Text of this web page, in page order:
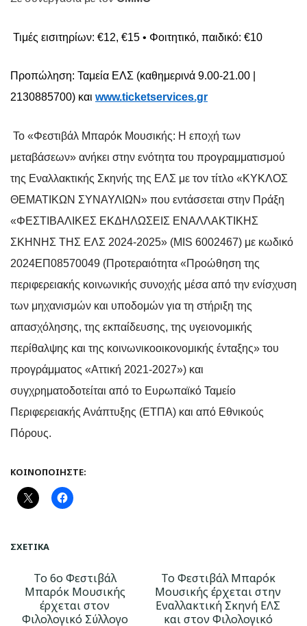
Τιμές εισιτηρίων: €12, €15 • Φοιτητικό, παιδικό: €10
Προπώληση: Ταμεία ΕΛΣ (καθημερινά 9.00-21.00 |
2130885700) και www.ticketservices.gr
Το «Φεστιβάλ Μπαρόκ Μουσικής: Η εποχή των
μεταβάσεων» ανήκει στην ενότητα του προγραμματισμού
της Εναλλακτικής Σκηνής της ΕΛΣ με τον τίτλο «ΚΥΚΛΟΣ
ΘΕΜΑΤΙΚΩΝ ΣΥΝΑΥΛΙΩΝ» που εντάσσεται στην Πράξη
«ΦΕΣΤΙΒΑΛΙΚΕΣ ΕΚΔΗΛΩΣΕΙΣ ΕΝΑΛΛΑΚΤΙΚΗΣ
ΣΚΗΝΗΣ ΤΗΣ ΕΛΣ 2024-2025» (MIS 6002467) με κωδικό
2024ΕΠ08570049 (Προτεραιότητα «Προώθηση της
περιφερειακής κοινωνικής συνοχής μέσα από την ενίσχυση
των μηχανισμών και υποδομών για τη στήριξη της
απασχόλησης, της εκπαίδευσης, της υγειονομικής
περίθαλψης και της κοινωνικοοικονομικής ένταξης» του
προγράμματος «Αττική 2021-2027») και
συγχρηματοδοτείται από το Ευρωπαϊκό Ταμείο
Περιφερειακής Ανάπτυξης (ΕΤΠΑ) και από Εθνικούς
Πόρους.
ΚΟΙΝΟΠΟΙΉΣΤΕ:
ΣΧΕΤΙΚΆ
Το 6ο Φεστιβάλ
Μπαρόκ Μουσικής
έρχεται στον
Φιλολογικό Σύλλογο
Το Φεστιβάλ Μπαρόκ
Μουσικής έρχεται στην
Εναλλακτική Σκηνή ΕΛΣ
και στον Φιλολογικό